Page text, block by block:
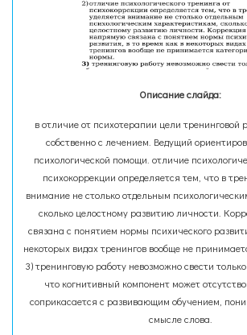
Описание слайда:
в отличие от психотерапии цели тренинговой
собственно с лечением. Ведущий
психологической помощи. отличие
психокоррекции определяется тем, что в
внимание не столько отдельным
сколько целостному развитию личности.
связана с понятием нормы психического
некоторых видах тренингов вообще не
3) тренинговую работу невозможно свести
что когнитивный компонент может
соприкасается с развивающим обучением,
смысле слова.